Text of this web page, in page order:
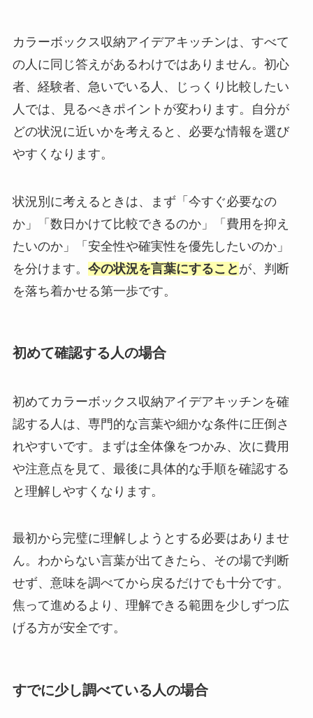
カラーボックス収納アイデアキッチンは、すべて
の人に同じ答えがあるわけではありません。初心
者、経験者、急いでいる人、じっくり比較したい
人では、見るべきポイントが変わります。自分が
どの状況に近いかを考えると、必要な情報を選び
やすくなります。
状況別に考えるときは、まず「今すぐ必要なの
か」「数日かけて比較できるのか」「費用を抑え
たいのか」「安全性や確実性を優先したいのか」
を分けます。 今の状況を言葉にすること が、判断
を落ち着かせる第一歩です。
初めて確認する人の場合
初めてカラーボックス収納アイデアキッチンを確
認する人は、専門的な言葉や細かな条件に圧倒さ
れやすいです。まずは全体像をつかみ、次に費用
や注意点を見て、最後に具体的な手順を確認する
と理解しやすくなります。
最初から完璧に理解しようとする必要はありませ
ん。わからない言葉が出てきたら、その場で判断
せず、意味を調べてから戻るだけでも十分です。
焦って進めるより、理解できる範囲を少しずつ広
げる方が安全です。
すでに少し調べている人の場合